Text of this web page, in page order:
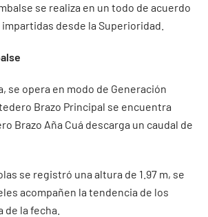
se realiza en un todo de acuerdo
desde la Superioridad.
se opera en modo de Generación
Brazo Principal se encuentra
Brazo Aña Cuá descarga un caudal de
se registró una altura de 1.97 m, se
acompañen la tendencia de los
de la fecha.